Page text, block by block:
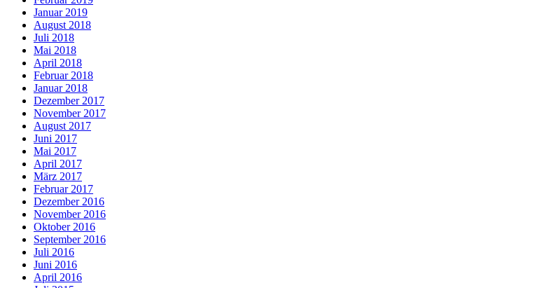
Januar 2019
August 2018
Juli 2018
Mai 2018
April 2018
Februar 2018
Januar 2018
Dezember 2017
November 2017
August 2017
Juni 2017
Mai 2017
April 2017
März 2017
Februar 2017
Dezember 2016
November 2016
Oktober 2016
September 2016
Juli 2016
Juni 2016
April 2016